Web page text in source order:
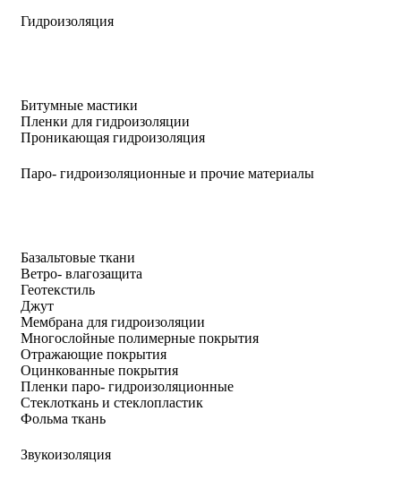
Гидроизоляция
Битумные мастики
Пленки для гидроизоляции
Проникающая гидроизоляция
Паро- гидроизоляционные и прочие материалы
Базальтовые ткани
Ветро- влагозащита
Геотекстиль
Джут
Мембрана для гидроизоляции
Многослойные полимерные покрытия
Отражающие покрытия
Оцинкованные покрытия
Пленки паро- гидроизоляционные
Стеклоткань и стеклопластик
Фольма ткань
Звукоизоляция